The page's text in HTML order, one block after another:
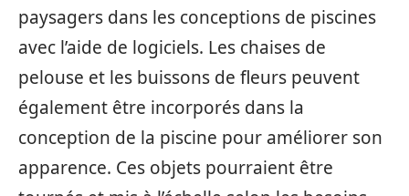
paysagers dans les conceptions de piscines
avec l’aide de logiciels. Les chaises de
pelouse et les buissons de fleurs peuvent
également être incorporés dans la
conception de la piscine pour améliorer son
apparence. Ces objets pourraient être